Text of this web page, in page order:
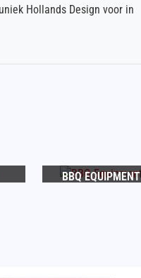
Hollands Design voor in
BBQ EQUIPMENT